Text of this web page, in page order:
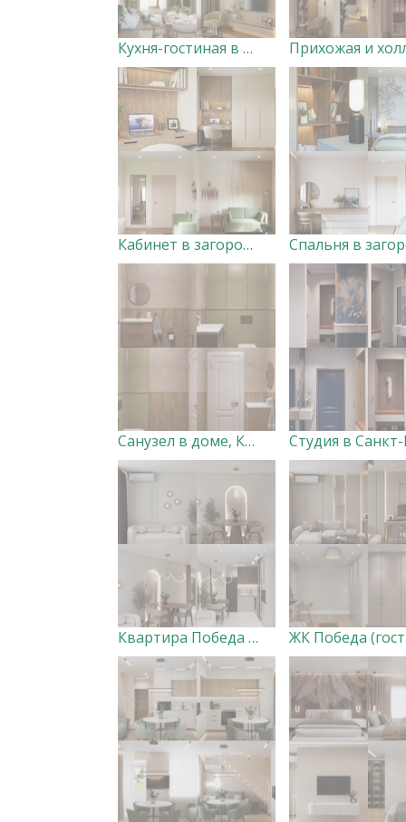
Кухня-гостиная в загородном доме Дизайнер Анна Скорнякова
Кабинет в загородном доме Дизайнер Анна Скорнякова
Санузел в доме, Курск
Квартира Победа (прихожая, кухня-гостиная) ВАРИАНТ 1